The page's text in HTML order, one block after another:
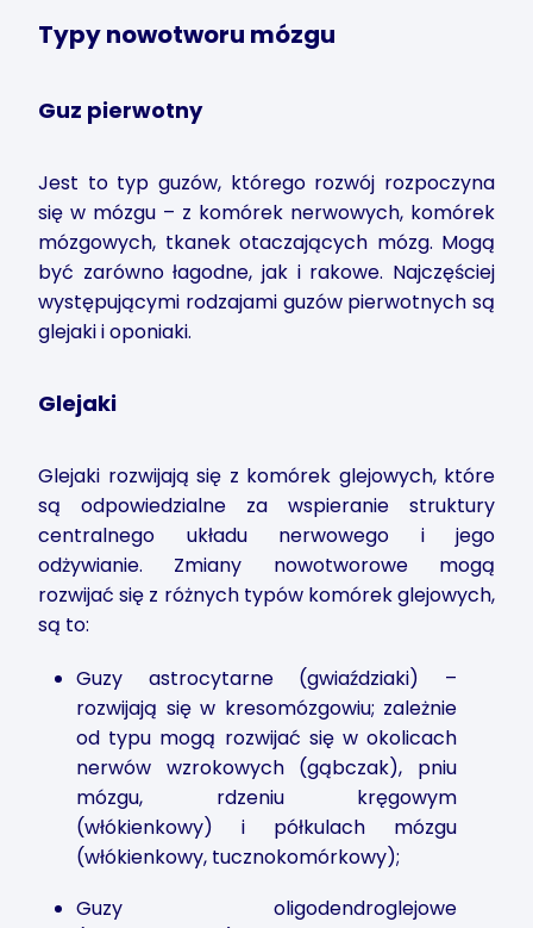
Typy nowotworu mózgu
Guz pierwotny
Jest to typ guzów, którego rozwój rozpoczyna
się w mózgu – z komórek nerwowych, komórek
mózgowych, tkanek otaczających mózg. Mogą
być zarówno łagodne, jak i rakowe. Najczęściej
występującymi rodzajami guzów pierwotnych są
glejaki i oponiaki.
Glejaki
Glejaki rozwijają się z komórek glejowych, które
są odpowiedzialne za wspieranie struktury
centralnego układu nerwowego i jego
odżywianie. Zmiany nowotworowe mogą
rozwijać się z różnych typów komórek glejowych,
są to:
Guzy astrocytarne (gwiaździaki) –
rozwijają się w kresomózgowiu; zależnie
od typu mogą rozwijać się w okolicach
nerwów wzrokowych (gąbczak), pniu
mózgu, rdzeniu kręgowym
(włókienkowy) i półkulach mózgu
(włókienkowy, tucznokomórkowy);
Guzy oligodendroglejowe